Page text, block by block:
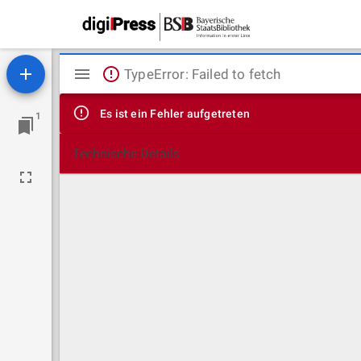
1
Mirador
Viewer
TypeError: Failed to fetch
Es ist ein Fehler aufgetreten
Technische Details